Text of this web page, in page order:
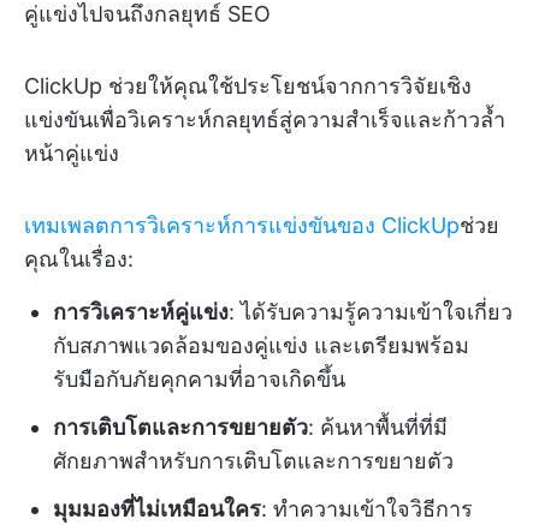
คู่แข่งไปจนถึงกลยุทธ์ SEO
ClickUp ช่วยให้คุณใช้ประโยชน์จากการวิจัยเชิง
แข่งขันเพื่อวิเคราะห์กลยุทธ์สู่ความสำเร็จและก้าวล้ำ
หน้าคู่แข่ง
เทมเพลตการวิเคราะห์การแข่งขันของ ClickUpช่วย
คุณในเรื่อง:
การวิเคราะห์คู่แข่ง: ได้รับความรู้ความเข้าใจเกี่ยว
กับสภาพแวดล้อมของคู่แข่ง และเตรียมพร้อม
รับมือกับภัยคุกคามที่อาจเกิดขึ้น
การเติบโตและการขยายตัว: ค้นหาพื้นที่ที่มี
ศักยภาพสำหรับการเติบโตและการขยายตัว
มุมมองที่ไม่เหมือนใคร: ทำความเข้าใจวิธีการ